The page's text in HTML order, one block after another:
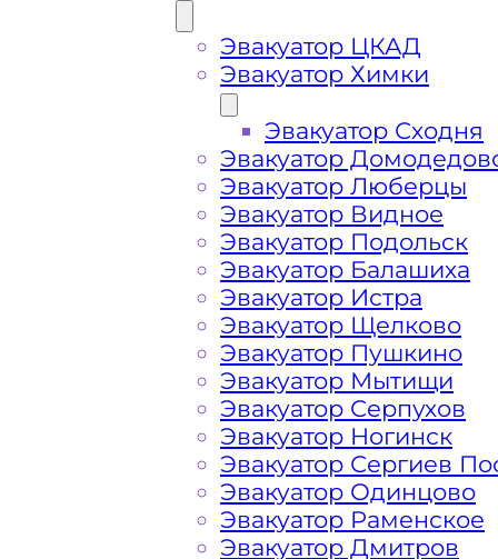
Как
Перевозка автомобиля по
и срочно – это возможность
проблемы с автомобилем и
Эвакуатор ЦКАД
Эвакуатор Химки
Эвакуатор Сходня
Эвакуатор
Эвакуатор Люберцы
Эвакуатор Видное
Эвакуатор Подольск
Эвакуатор Балашиха
Эвакуатор Истра
Эвакуатор Щелково
Эвакуатор Пушкино
Эвакуатор Мытищи
Эвакуатор Серпухов
Эвакуатор Ногинск
Эвакуатор Сергиев
Эвакуатор Одинцово
Эвакуатор Раменское
Эвакуатор Дмитров